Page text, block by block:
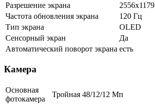
Разрешение экрана
2556x1179
Частота обновления экрана
120 Гц
Тип экрана
OLED
Сенсорный экран
Да
Автоматический поворот экрана есть
Камера
Основная
фотокамера
Тройная 48/12/12 Мп